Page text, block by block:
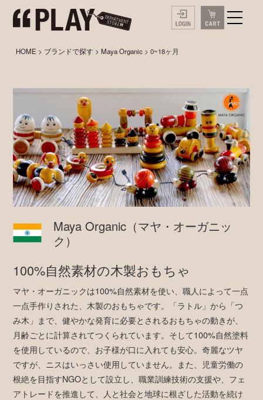
HOME > ブランドで探す >Maya Organic > 0~18ヶ月
Maya Organic （マヤ・オーガニッ
ク）
100%自然素材の木製おもちゃ
マヤ・オーガニックは100%自然素材を使い、職人によって一点
一点手作りされた、木製のおもちゃです。「ラトル」から「つ
み木」まで、健やかな発育に必要とされるおもちゃの動きが、
月齢ごとに計算されてつくられています。そして100%自然塗料
を使用しているので、お子様が口に入れても安心。奇麗なツヤ
ですが、ニスはいっさい使用していません。また、児童労働の
根絶を目指すNGOとして設立し、職業訓練技術の支援や、フェ
アトレードを推進して、人と社会と地球に根ざした活動を続け